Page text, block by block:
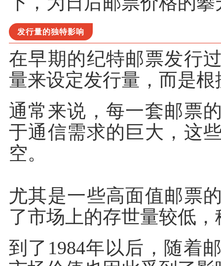
发行量的独特影响
在早期的纪特邮票发行
量来设定发行量，而是
通常来说，每一套邮票
于通信需求的巨大，这
空。
尤其是一些高面值邮票
了市场上的存世量较低
到了1984年以后，随着